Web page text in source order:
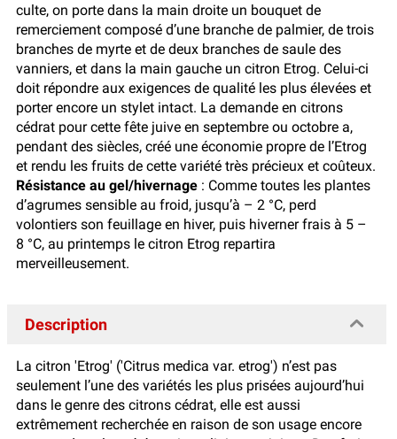
culte, on porte dans la main droite un bouquet de
remerciement composé d’une branche de palmier, de trois
branches de myrte et de deux branches de saule des
vanniers, et dans la main gauche un citron Etrog. Celui-ci
doit répondre aux exigences de qualité les plus élevées et
porter encore un stylet intact. La demande en citrons
cédrat pour cette fête juive en septembre ou octobre a,
pendant des siècles, créé une économie propre de l’Etrog
et rendu les fruits de cette variété très précieux et coûteux.
Résistance au gel/hivernage : Comme toutes les plantes
d’agrumes sensible au froid, jusqu’à – 2 °C, perd
volontiers son feuillage en hiver, puis hiverner frais à 5 –
8 °C, au printemps le citron Etrog repartira
merveilleusement.
Description
La citron 'Etrog' ('Citrus medica var. etrog') n’est pas
seulement l’une des variétés les plus prisées aujourd’hui
dans le genre des citrons cédrat, elle est aussi
extrêmement recherchée en raison de son usage encore